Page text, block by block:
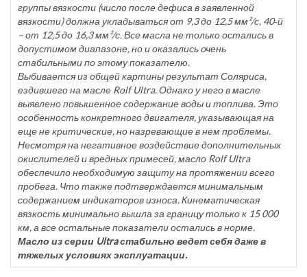
группы вязкости (число после дефиса в заявленной
вязкости) должна укладываться от 9,3 до 12,5 мм²/с, 40‑й
– от 12,5 до 16,3 мм²/с. Все масла не только остались в
допустимом диапазоне, но и оказались очень
стабильными по этому показателю.
Выбивается из общей картины результат Соляриса,
ездившего на масле Rolf Ultra. Однако у него в масле
выявлено повышенное содержание воды и топлива. Это
особенность конкретного двигателя, указывающая на
еще не критические, но назревающие в нем проблемы.
Несмотря на негативное воздействие дополнительных
окислителей и вредных примесей, масло Rolf Ultra
обеспечило необходимую защиту на протяжении всего
пробега. Что также подтверждается минимальным
содержанием индикаторов износа. Кинематическая
вязкость минимально вышла за границу только к 15 000
км, а все остальные показатели остались в норме.
Масло из серии Ultra стабильно ведет себя даже в
тяжелых условиях эксплуатации.